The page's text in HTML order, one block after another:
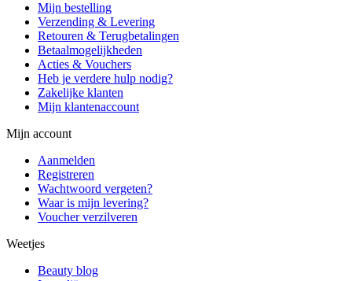
Mijn bestelling
Verzending & Levering
Retouren & Terugbetalingen
Betaalmogelijkheden
Acties & Vouchers
Heb je verdere hulp nodig?
Zakelijke klanten
Mijn klantenaccount
Mijn account
Aanmelden
Registreren
Wachtwoord vergeten?
Waar is mijn levering?
Voucher verzilveren
Weetjes
Beauty blog